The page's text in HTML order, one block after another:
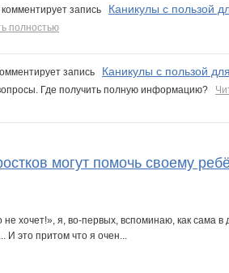
комментирует запись Каникулы с пользой
полностью
запись Каникулы с пользой
Где получить полную информацию?
могут помочь своему
хочет!», я, во-первых, вспоминаю, как сама
И это притом что я очен...